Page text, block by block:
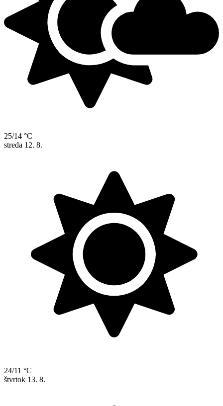
25/14 °C
streda 12. 8.
24/11 °C
štvrtok 13. 8.